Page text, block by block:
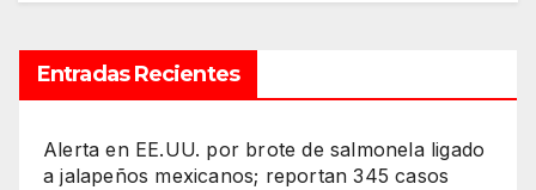
Entradas Recientes
Alerta en EE.UU. por brote de salmonela ligado
a jalapeños mexicanos; reportan 345 casos